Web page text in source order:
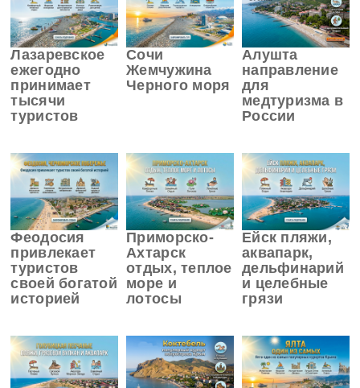
Лазаревское
ежегодно
принимает
тысячи
туристов
Сочи
Жемчужина
Черного моря
Алушта
направление
для
медтуризма в
России
Феодосия
привлекает
туристов
своей богатой
историей
Приморско-
Ахтарск
отдых, теплое
море и
лотосы
Ейск пляжи,
аквапарк,
дельфинарий
и целебные
грязи